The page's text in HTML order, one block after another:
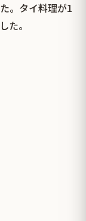
。タイ料理が1
た。